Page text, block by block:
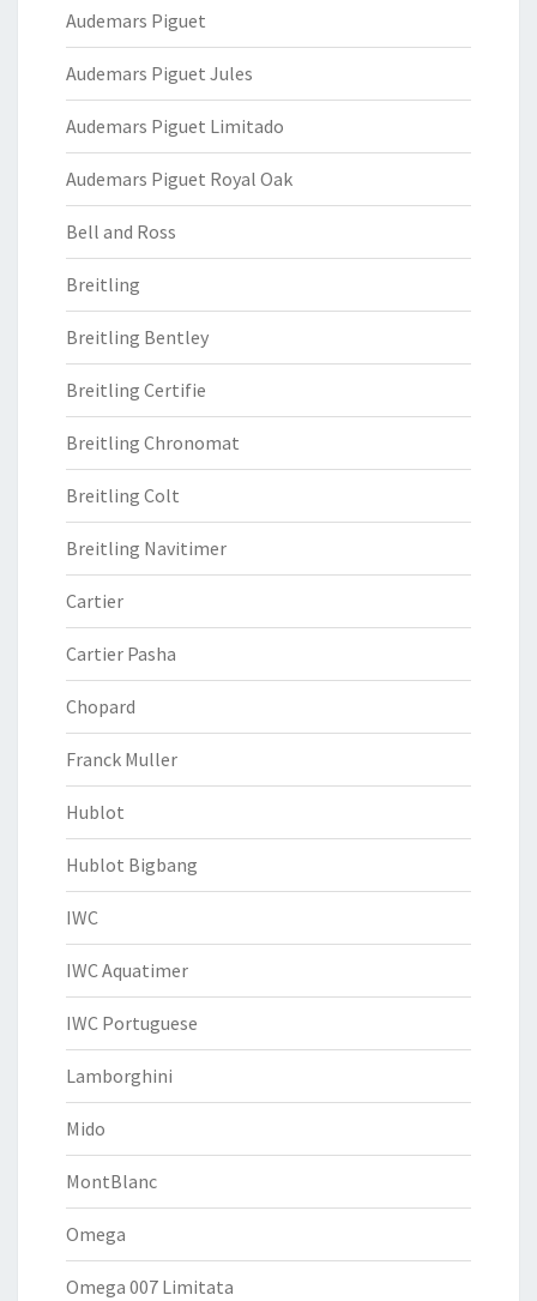
Audemars Piguet
Audemars Piguet Jules
Audemars Piguet Limitado
Audemars Piguet Royal Oak
Bell and Ross
Breitling
Breitling Bentley
Breitling Certifie
Breitling Chronomat
Breitling Colt
Breitling Navitimer
Cartier
Cartier Pasha
Chopard
Franck Muller
Hublot
Hublot Bigbang
IWC
IWC Aquatimer
IWC Portuguese
Lamborghini
Mido
MontBlanc
Omega
Omega 007 Limitata